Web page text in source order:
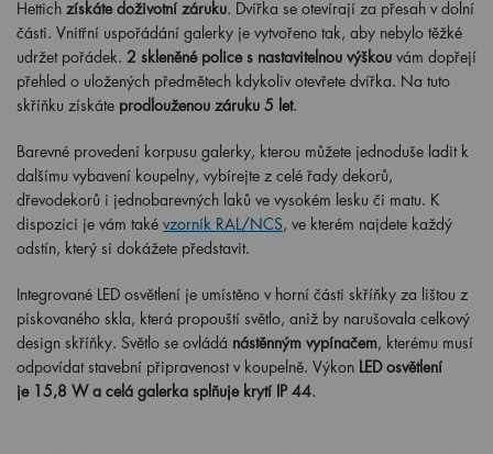
Hettich získáte doživotní záruku. Dvířka se otevírají za přesah v dolní
části. Vnitřní uspořádání galerky je vytvořeno tak, aby nebylo těžké
udržet pořádek. 2 skleněné police s nastavitelnou výškou vám dopřejí
přehled o uložených předmětech kdykoliv otevřete dvířka. Na tuto
skříňku získáte prodlouženou záruku 5 let.
Barevné provedení korpusu galerky, kterou můžete jednoduše ladit k
dalšímu vybavení koupelny, vybírejte z celé řady dekorů,
dřevodekorů i jednobarevných laků ve vysokém lesku či matu. K
dispozici je vám také vzorník RAL/NCS, ve kterém najdete každý
odstín, který si dokážete představit.
Integrované LED osvětlení je umístěno v horní části skříňky za lištou z
pískovaného skla, která propouští světlo, aniž by narušovala celkový
design skříňky. Světlo se ovládá nástěnným vypínačem, kterému musí
odpovídat stavební připravenost v koupelně. Výkon LED osvětlení
je 15,8 W a celá galerka splňuje krytí IP 44.